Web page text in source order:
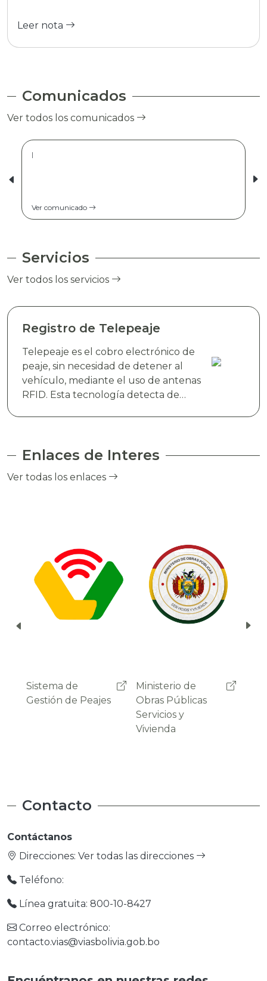
Leer nota
Comunicados
Ver todos los comunicados
|
Ver comunicado
Servicios
Ver todos los servicios
Registro de Telepeaje
Telepeaje es el cobro electrónico de
peaje, sin necesidad de detener al
vehículo, mediante el uso de antenas
RFID. Esta tecnología detecta de
el cobro de peaje a través del debito
usuario.
Enlaces de Interes
Ver todas los enlaces
Ministerio de
Obras Públicas
Administradora
Boliviana de
Carreteras
Contacto
Contáctanos
Direcciones: Ver todas las direcciones
Teléfono:
Línea gratuita: 800-10-8427
Correo electrónico:
contacto.vias@viasbolivia.gob.bo